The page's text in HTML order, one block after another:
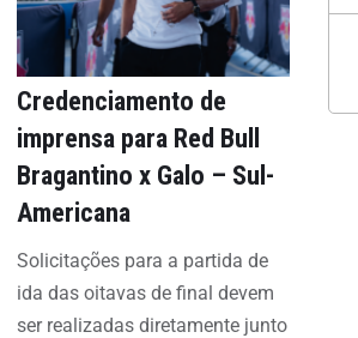
Credenciamento de
imprensa para Red Bull
Bragantino x Galo – Sul-
Americana
Solicitações para a partida de
ida das oitavas de final devem
ser realizadas diretamente junto